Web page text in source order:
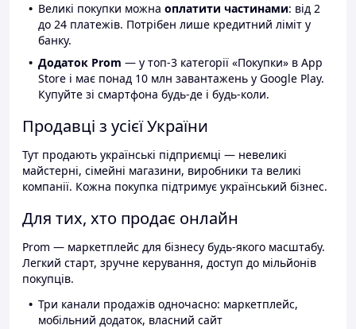
Великі покупки можна оплатити частинами: від 2
до 24 платежів. Потрібен лише кредитний ліміт у
банку.
Додаток Prom — у топ-3 категорії «Покупки» в App
Store і має понад 10 млн завантажень у Google Play.
Купуйте зі смартфона будь-де і будь-коли.
Продавці з усієї України
Тут продають українські підприємці — невеликі
майстерні, сімейні магазини, виробники та великі
компанії. Кожна покупка підтримує український бізнес.
Для тих, хто продає онлайн
Prom — маркетплейс для бізнесу будь-якого масштабу.
Легкий старт, зручне керування, доступ до мільйонів
покупців.
Три канали продажів одночасно: маркетплейс,
мобільний додаток, власний сайт